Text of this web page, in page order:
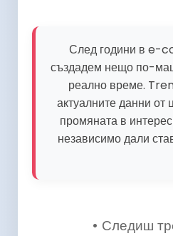
След години в e-
създадем нещо по-
реално време.
актуалните данни
промяната в
независимо дали
• Следиш